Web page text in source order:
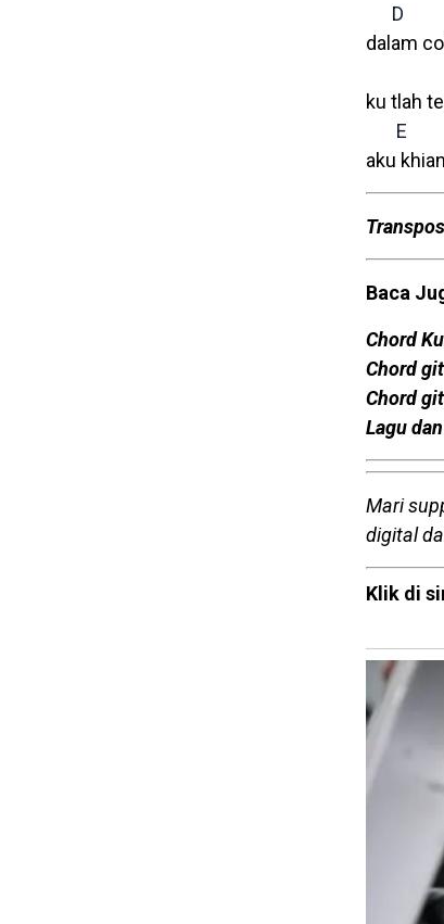
D
dalam
ku tlah
E
aku
Baca
Chord
Chord
Chord
Lagu
Mari
digital
Klik di